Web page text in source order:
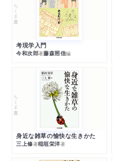
ちくま文庫
考現学入門
今和次郎著藤森照信編
ちくま文庫
身近な雑草の愉快な生きかた
三上修著稲垣栄洋著